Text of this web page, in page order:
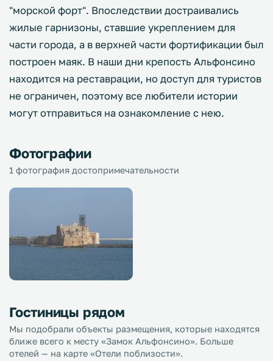
"морской форт". Впоследствии достраивались
жилые гарнизоны, ставшие укреплением для
части города, а в верхней части фортификации был
построен маяк. В наши дни крепость Альфонсино
находится на реставрации, но доступ для туристов
не ограничен, поэтому все любители истории
могут отправиться на ознакомление с нею.
Фотографии
1 фотография достопримечательности
Гостиницы рядом
Мы подобрали объекты размещения, которые находятся
ближе всего к месту «Замок Альфонсино». Больше
отелей — на карте «Отели поблизости».